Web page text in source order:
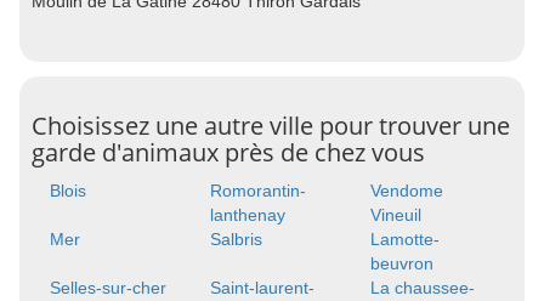
Choisissez une autre ville pour trouver une
garde d'animaux près de chez vous
Blois
Romorantin-
lanthenay
Vendome
Vineuil
Mer
Salbris
Lamotte-
beuvron
Selles-sur-cher
Saint-laurent-
La chaussee-